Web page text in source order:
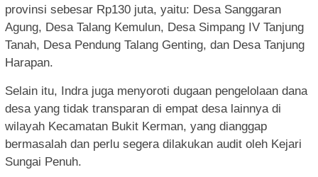
provinsi sebesar Rp130 juta, yaitu: Desa Sanggaran
Agung, Desa Talang Kemulun, Desa Simpang IV Tanjung
Tanah, Desa Pendung Talang Genting, dan Desa Tanjung
Harapan.
Selain itu, Indra juga menyoroti dugaan pengelolaan dana
desa yang tidak transparan di empat desa lainnya di
wilayah Kecamatan Bukit Kerman, yang dianggap
bermasalah dan perlu segera dilakukan audit oleh Kejari
Sungai Penuh.